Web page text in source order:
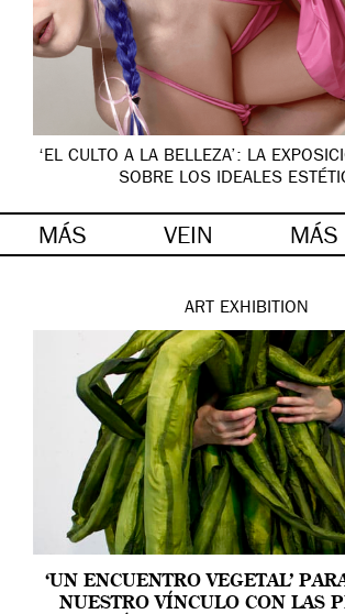
‘EL CULTO A LA BELLEZA’: LA
SOBRE LOS IDEALES
MÁS VEIN MÁS
ART EXHIBITION
‘UN ENCUENTRO VEGETAL’
NUESTRO VÍNCULO CON LAS